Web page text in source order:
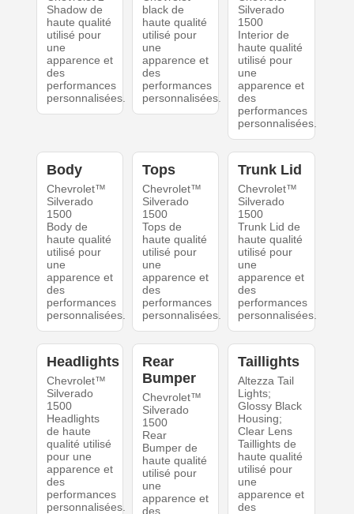
Shadow de
haute qualité
utilisé pour
une
apparence et
des
performances
personnalisées.
black de
haute qualité
utilisé pour
une
apparence et
des
performances
personnalisées.
Silverado
1500
Interior de
haute qualité
utilisé pour
une
apparence et
des
performances
personnalisées.
Body
Chevrolet™
Silverado
1500
Body de
haute qualité
utilisé pour
une
apparence et
des
performances
personnalisées.
Tops
Chevrolet™
Silverado
1500
Tops de
haute qualité
utilisé pour
une
apparence et
des
performances
personnalisées.
Trunk Lid
Chevrolet™
Silverado
1500
Trunk Lid de
haute qualité
utilisé pour
une
apparence et
des
performances
personnalisées.
Headlights
Chevrolet™
Silverado
1500
Headlights
de haute
qualité utilisé
pour une
apparence et
des
performances
personnalisées.
Rear
Bumper
Chevrolet™
Silverado
1500
Rear
Bumper de
haute qualité
utilisé pour
une
apparence et
des
Taillights
Altezza Tail
Lights;
Glossy Black
Housing;
Clear Lens
Taillights de
haute qualité
utilisé pour
une
apparence et
des